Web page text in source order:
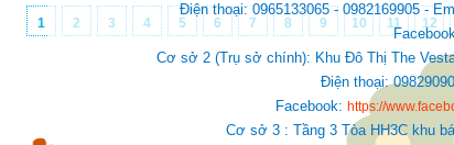
1 2 3 4 5 6 7 8 9 10 11 12
Điện thoại: 0965133065 - 0982169905 -
Cơ sở 2 (Trụ sở chính): Khu Đô Thị The
Điện thoại:
Facebook: https://
Cơ sở 3 : Tầng 3 Tòa HH3C khu